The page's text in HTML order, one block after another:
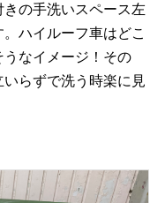
きの手洗いスペース左
ハイルーフ車はどこ
なイメージ！その
らずで洗う時楽に見